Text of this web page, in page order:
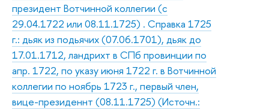
президент Вотчинной коллегии (с
29.04.1722 или 08.11.1725) . Справка 1725
г.: дьяк из подьячих (07.06.1701), дьяк до
17.01.1712, ландрихт в СПб провинции по
апр. 1722, по указу июня 1722 г. в Вотчинной
коллегии по ноябрь 1723 г., первый член,
вице-президеннт (08.11.1725) (Источн.: